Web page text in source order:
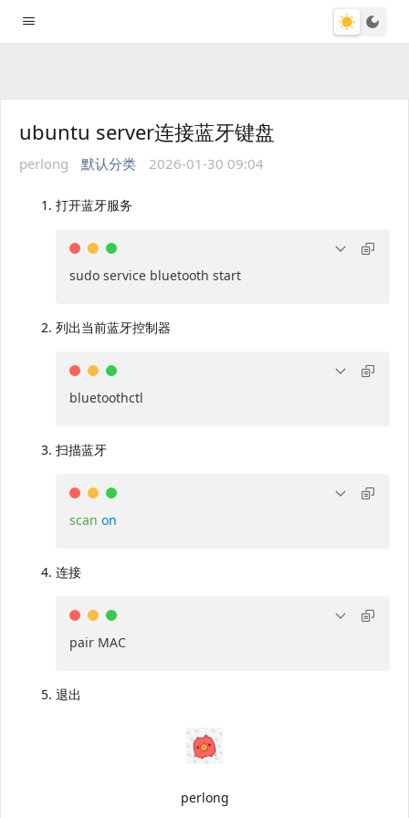
ubuntu server连接蓝牙键盘
perlong 默认分类 2026-01-30 09:04
打开蓝牙服务
sudo service bluetooth start
列出当前蓝牙控制器
bluetoothctl
扫描蓝牙
scan on
连接
pair MAC
退出
perlong